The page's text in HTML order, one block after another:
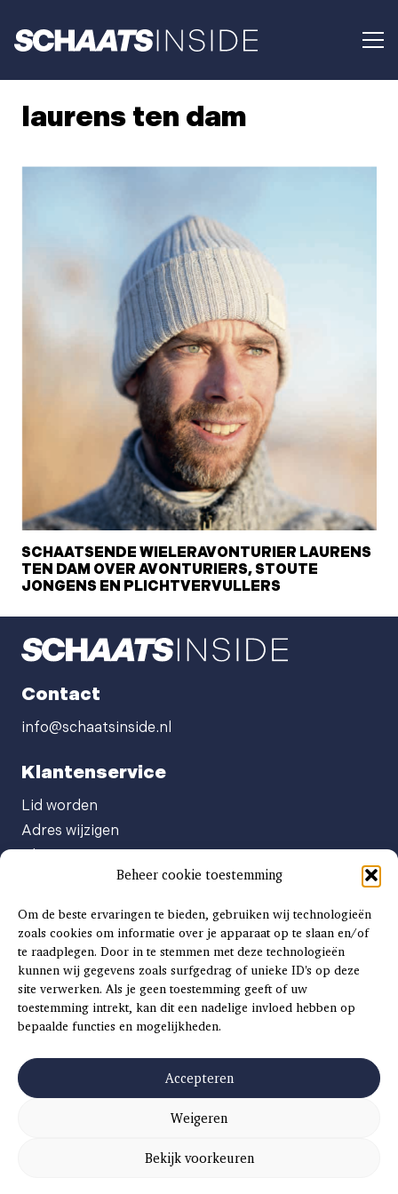
Beheer cookie toestemming
Om de beste ervaringen te bieden, gebruiken wij technologieën
zoals cookies om informatie over je apparaat op te slaan en/of
te raadplegen. Door in te stemmen met deze technologieën
kunnen wij gegevens zoals surfgedrag of unieke ID's op deze
site verwerken. Als je geen toestemming geeft of uw
toestemming intrekt, kan dit een nadelige invloed hebben op
bepaalde functies en mogelijkheden.
Accepteren
Weigeren
Bekijk voorkeuren
laurens ten dam
SCHAATSENDE WIELERAVONTURIER LAURENS
TEN DAM OVER AVONTURIERS, STOUTE
JONGENS EN PLICHTVERVULLERS
Contact
info@schaatsinside.nl
Klantenservice
Lid worden
Adres wijzigen
Abonnement opzeggen
Afgeven automatische incasso
Factuur betalen
Klachtenformulier
Overige vragen
Adverteren
Advertentie Tariefkaart 2025
SITEMAP|ALGEMENE VOORWAARDEN
PRIVACYVERKLARING